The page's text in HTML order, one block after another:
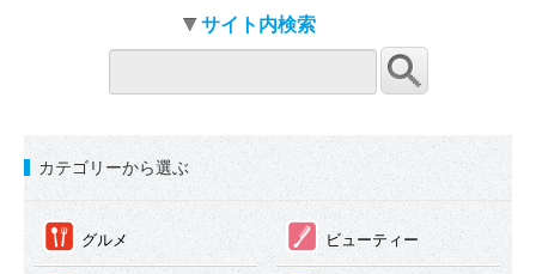
サイト内検索
カテゴリーから選ぶ
① グルメ ② ビューティー